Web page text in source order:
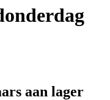
aan lager